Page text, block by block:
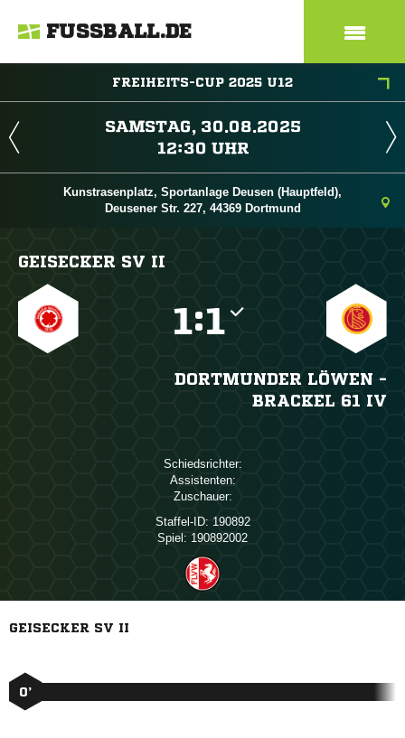
FUSSBALL.DE
FREIHEITS-CUP 2025 U12
 
 
Kunstrasenplatz, Sportanlage Deusen (Hauptfeld),
Deusener Str. 227, 44369 Dortmund
GEISECKER SV II
:
DORTMUNDER LÖWEN -
BRACKEL 61 IV
Schiedsrichter:
Assistenten:
Zuschauer:
Staffel-ID: 190892
Spiel: 190892002
GEISECKER SV II
0’